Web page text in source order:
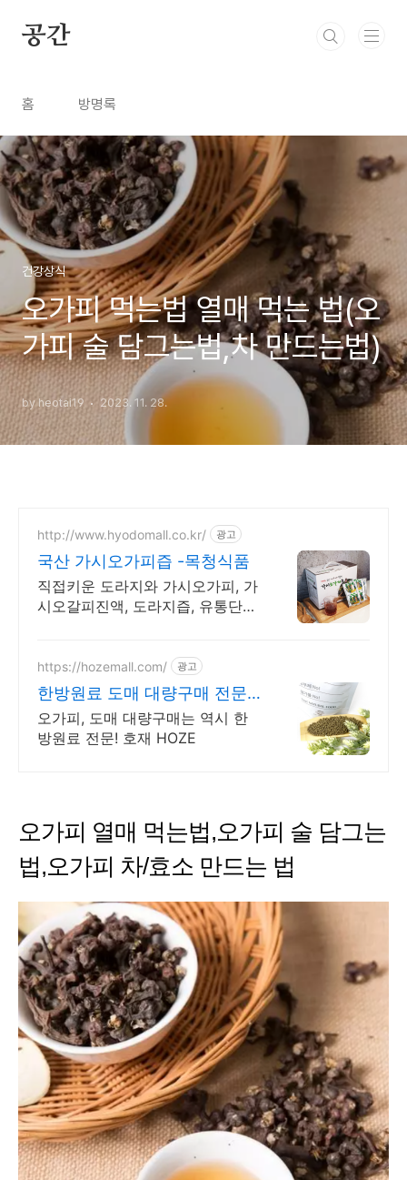
공간
홈 방명록
건강상식
오가피 먹는법 열매 먹는 법(오
가피 술 담그는법,차 만드는법)
by heotai19 2023. 11. 28.
http://www.hyodomall.co.kr/ 광고
국산 가시오가피즙 -목청식품
직접키운 도라지와 가시오가피, 가
시오갈피진액, 도라지즙, 유통단계
https://hozemall.com/ 광고
한방원료 도매 대량구매 전문
대량으로만 구매 가능
오가피, 도매 대량구매는 역시 한
방원료 전문! 호재 HOZE
오가피 열매 먹는법,오가피 술 담그는
법,오가피 차/효소 만드는 법